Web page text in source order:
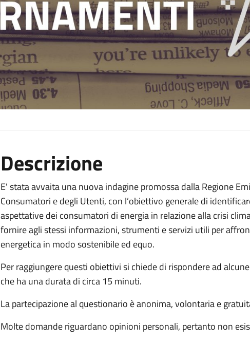
Descrizione
E' stata avvaita una nuova indagine promossa dalla Regione
Consumatori e degli Utenti, con l’obiettivo generale di
aspettative dei consumatori di energia in relazione alla crisi
fornire agli stessi informazioni, strumenti e servizi utili per
energetica in modo sostenibile ed equo.
Per raggiungere questi obiettivi si chiede di rispondere ad
che ha una durata di circa 15 minuti.
La partecipazione al questionario è anonima, volontaria e
Molte domande riguardano opinioni personali, pertanto non